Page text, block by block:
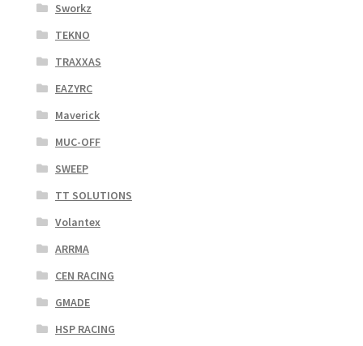
Sworkz
TEKNO
TRAXXAS
EAZYRC
Maverick
MUC-OFF
SWEEP
TT SOLUTIONS
Volantex
ARRMA
CEN RACING
GMADE
HSP RACING